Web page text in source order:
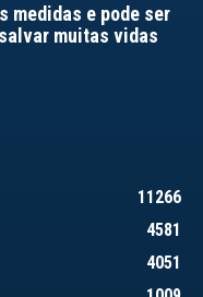
medidas e pode ser
muitas vidas
11266
4581
4051